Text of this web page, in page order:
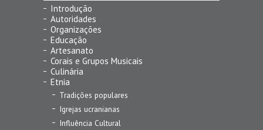
Introdução
Autoridades
Organizações
Educação
Artesanato
Corais e Grupos Musicais
Culinária
Etnia
Tradições populares
Igrejas ucranianas
Influência Cultural